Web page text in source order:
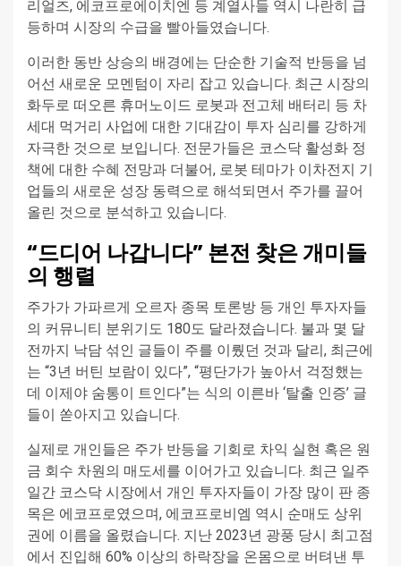
리얼즈, 에코프로에이치엔 등 계열사들 역시 나란히 급
등하며 시장의 수급을 빨아들였습니다.
이러한 동반 상승의 배경에는 단순한 기술적 반등을 넘
어선 새로운 모멘텀이 자리 잡고 있습니다. 최근 시장의
화두로 떠오른 휴머노이드 로봇과 전고체 배터리 등 차
세대 먹거리 사업에 대한 기대감이 투자 심리를 강하게
자극한 것으로 보입니다. 전문가들은 코스닥 활성화 정
책에 대한 수혜 전망과 더불어, 로봇 테마가 이차전지 기
업들의 새로운 성장 동력으로 해석되면서 주가를 끌어
올린 것으로 분석하고 있습니다.
“드디어 나갑니다” 본전 찾은 개미들
의 행렬
주가가 가파르게 오르자 종목 토론방 등 개인 투자자들
의 커뮤니티 분위기도 180도 달라졌습니다. 불과 몇 달
전까지 낙담 섞인 글들이 주를 이뤘던 것과 달리, 최근에
는 “3년 버틴 보람이 있다”, “평단가가 높아서 걱정했는
데 이제야 숨통이 트인다”는 식의 이른바 ‘탈출 인증’ 글
들이 쏟아지고 있습니다.
실제로 개인들은 주가 반등을 기회로 차익 실현 혹은 원
금 회수 차원의 매도세를 이어가고 있습니다. 최근 일주
일간 코스닥 시장에서 개인 투자자들이 가장 많이 판 종
목은 에코프로였으며, 에코프로비엠 역시 순매도 상위
권에 이름을 올렸습니다. 지난 2023년 광풍 당시 최고점
에서 진입해 60% 이상의 하락장을 온몸으로 버텨낸 투